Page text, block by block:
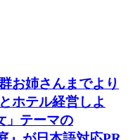
お姉さんまでより
ホテル経営しよ
」テーマの